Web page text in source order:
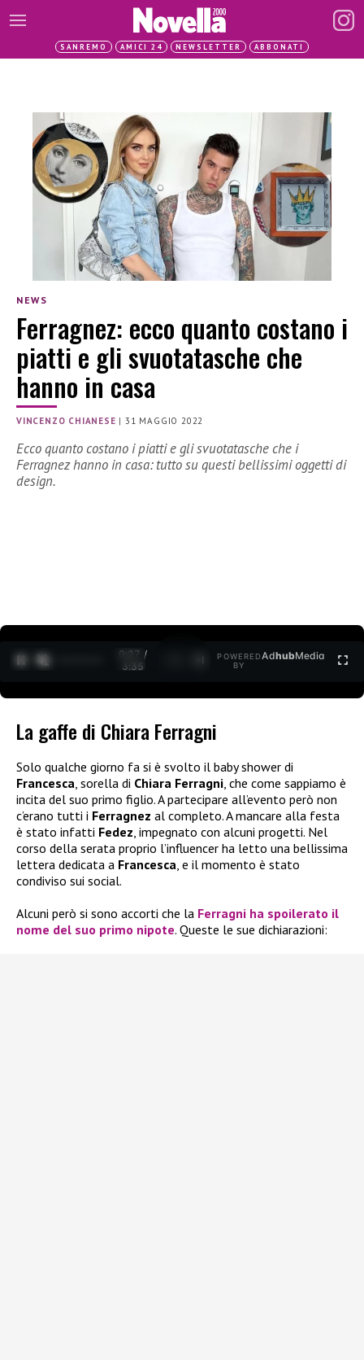
SANREMO AMICI 24 NEWSLETTER ABBONATI
NEWS
Ferragnez: ecco quanto costano i
piatti e gli svuotatasche che
hanno in casa
VINCENZO CHIANESE |31 MAGGIO 2022
Ecco quanto costano i piatti e gli svuotatasche che i
Ferragnez hanno in casa: tutto su questi bellissimi oggetti di
design.
0:27 /
3:35
POWERED
BY
AdhubMedia
La gaffe di Chiara Ferragni
Solo qualche giorno fa si è svolto il baby shower di
Francesca, sorella di Chiara Ferragni, che come sappiamo è
incita del suo primo figlio. A partecipare all’evento però non
c’erano tutti i Ferragnez al completo. A mancare alla festa
è stato infatti Fedez, impegnato con alcuni progetti. Nel
corso della serata proprio l’influencer ha letto una bellissima
lettera dedicata a Francesca, e il momento è stato
condiviso sui social.
Alcuni però si sono accorti che la Ferragni ha spoilerato il
nome del suo primo nipote. Queste le sue dichiarazioni: